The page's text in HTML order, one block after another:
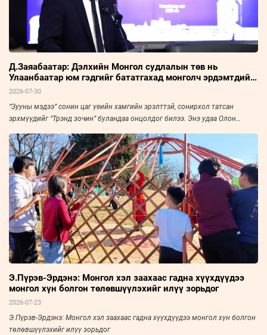
Д.Заяабаатар: Дэлхийн Монгол судлалын төв нь
Улаанбаатар юм гэдгийг бататгахад монголч эрдэмтдийн
хурал чухал нөлөөтэй
2026-07-30
“Зууны мэдээ” сонин цаг үеийн хамгийн эрэлттэй, сонирхол татсан
эрхмүүдийг “Трэнд зочин” буландаа онцолдог билээ. Энэ удаа Олон
доктор, профессор Д.Заяабаатарыг урьж, ярилцлаа.
Э.Пүрэв-Эрдэнэ: Монгол хэл заахаас гадна хүүхдүүдээ
монгол хүн болгон төлөвшүүлэхийг илүү зорьдог
2026-07-23
Э.Пүрэв-Эрдэнэ: Монгол хэл заахаас гадна хүүхдүүдээ монгол хүн болгон
төлөвшүүлэхийг илүү зорьдог